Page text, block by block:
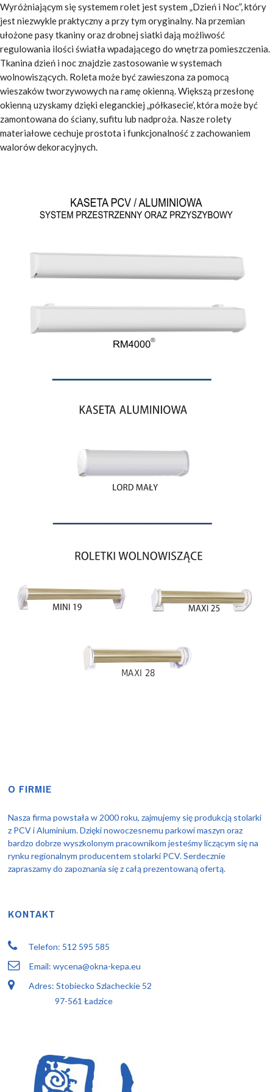
Wyróżniającym się systemem rolet jest system „Dzień i Noc”, który
jest niezwykle praktyczny a przy tym oryginalny. Na przemian
ułożone pasy tkaniny oraz drobnej siatki dają możliwość
regulowania ilości światła wpadającego do wnętrza pomieszczenia.
Tkanina dzień i noc znajdzie zastosowanie w systemach
wolnowiszących. Roleta może być zawieszona za pomocą
wieszaków tworzywowych na ramę okienną. Większą przesłonę
okienną uzyskamy dzięki eleganckiej „półkasecie’, która może być
zamontowana do ściany, sufitu lub nadproża. Nasze rolety
materiałowe cechuje prostota i funkcjonalność z zachowaniem
walorów dekoracyjnych.
O FIRMIE
Nasza firma powstała w 2000 roku, zajmujemy się produkcją stolarki
z PCV i Aluminium. Dzięki nowoczesnemu parkowi maszyn oraz
bardzo dobrze wyszkolonym pracownikom jesteśmy liczącym się na
rynku regionalnym producentem stolarki PCV. Serdecznie
zapraszamy do zapoznania się z całą prezentowaną ofertą.
KONTAKT
Telefon: 512 595 585
Email: wycena@okna-kepa.eu
Adres: Stobiecko Szlacheckie 52
97-561 Ładzice